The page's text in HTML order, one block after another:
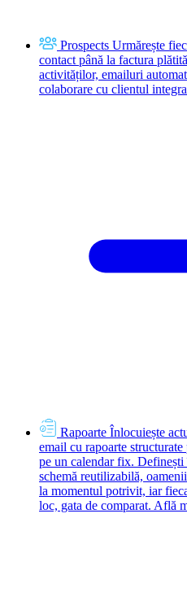
Prospects Urmărește
contact până la factura
activităților, emailuri
colaborare cu clientul
Rapoarte Înlocuiește
email cu rapoarte
pe un calendar fix.
schemă reutilizabilă,
la momentul potrivit, iar
loc, gata de comparat. Află